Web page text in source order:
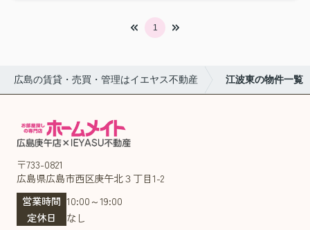
1
広島の賃貸・売買・管理はイエヤス不動産 江波東の物件一覧
〒733-0821
広島県広島市西区庚午北３丁目1-2
営業時間 10:00～19:00
定休日
なし